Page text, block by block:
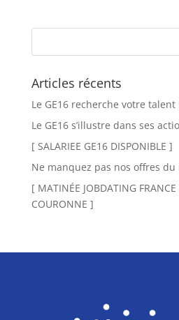
Articles récents
Le GE16 recherche votre talent
Le GE16 s’illustre dans ses
[ SALARIEE GE16 DISPONIBLE ]
Ne manquez pas nos offres du
[ MATINÉE JOBDATING FRANCE
COURONNE ]